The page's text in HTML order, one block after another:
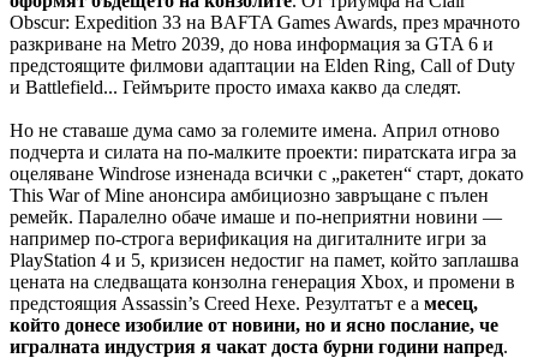
Obscur: Expedition 33 на BAFTA Games Awards, през мрачното
разкриване на Metro 2039, до нова информация за GTA 6 и
предстоящите филмови адаптации на Elden Ring, Call of Duty
и Battlefield... Геймърите просто имаха какво да следят.
Но не ставаше дума само за големите имена. Април отново
подчерта и силата на по-малките проекти: пиратската игра за
оцеляване Windrose изненада всички с „ракетен“ старт, докато
This War of Mine анонсира амбициозно завръщане с пълен
ремейк. Паралелно обаче имаше и по-неприятни новини —
например по-строга верификация на дигиталните игри за
PlayStation 4 и 5, кризисен недостиг на памет, който заплашва
цената на следващата конзолна генерация Xbox, и промени в
предстоящия Assassin’s Creed Hexe. Резултатът е а месец,
който донесе изобилие от новини, но и ясно послание, че
игралната индустрия я чакат доста бурни години напред.